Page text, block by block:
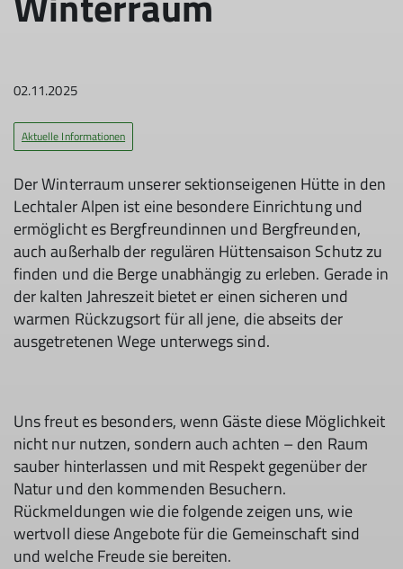
02.11.2025
Aktuelle Informationen
Der Winterraum unserer sektionseigenen Hütte in den
Lechtaler Alpen ist eine besondere Einrichtung und
ermöglicht es Bergfreundinnen und Bergfreunden,
auch außerhalb der regulären Hüttensaison Schutz zu
finden und die Berge unabhängig zu erleben. Gerade in
der kalten Jahreszeit bietet er einen sicheren und
warmen Rückzugsort für all jene, die abseits der
ausgetretenen Wege unterwegs sind.
Uns freut es besonders, wenn Gäste diese Möglichkeit
nicht nur nutzen, sondern auch achten – den Raum
sauber hinterlassen und mit Respekt gegenüber der
Natur und den kommenden Besuchern.
Rückmeldungen wie die folgende zeigen uns, wie
wertvoll diese Angebote für die Gemeinschaft sind
und welche Freude sie bereiten.